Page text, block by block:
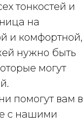
тонкостей и
на
и комфортной,
нужно быть
могут
помогут вам в
с нашими